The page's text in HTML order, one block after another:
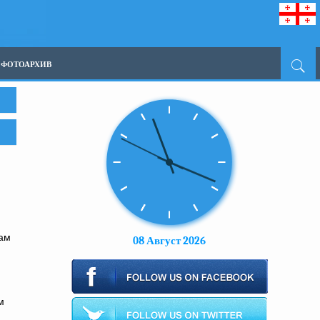
ФОТОАРХИВ
08 Август 2026